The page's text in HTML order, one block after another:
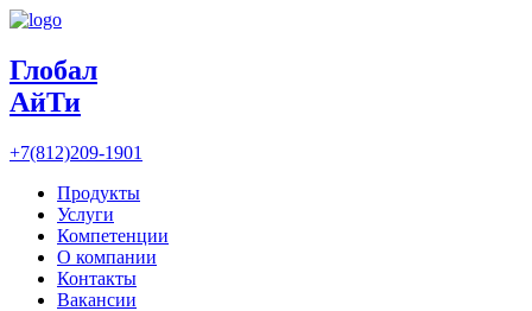
Глобал
АйТи
+7(812)209-1901
Продукты
Услуги
Компетенции
О компании
Контакты
Вакансии